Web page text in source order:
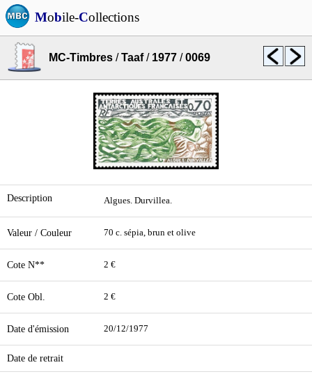
Mobile-Collections
MC-Timbres /Taaf/ 1977 /0069
Description Algues. Durvillea.
Valeur / Couleur 70 c. sépia, brun et olive
Cote N** 2 €
Cote Obl. 2 €
Date d'émission 20/12/1977
Date de retrait